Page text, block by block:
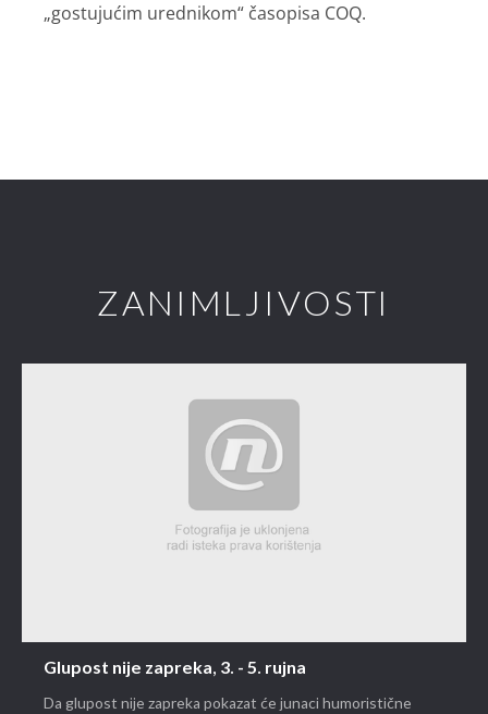
„gostujućim urednikom“ časopisa COQ.
ZANIMLJIVOSTI
Glupost nije zapreka, 3. - 5. rujna
Da glupost nije zapreka pokazat će junaci humoristične